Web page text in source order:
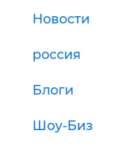
Новости
россия
Блоги
Шоу-Биз